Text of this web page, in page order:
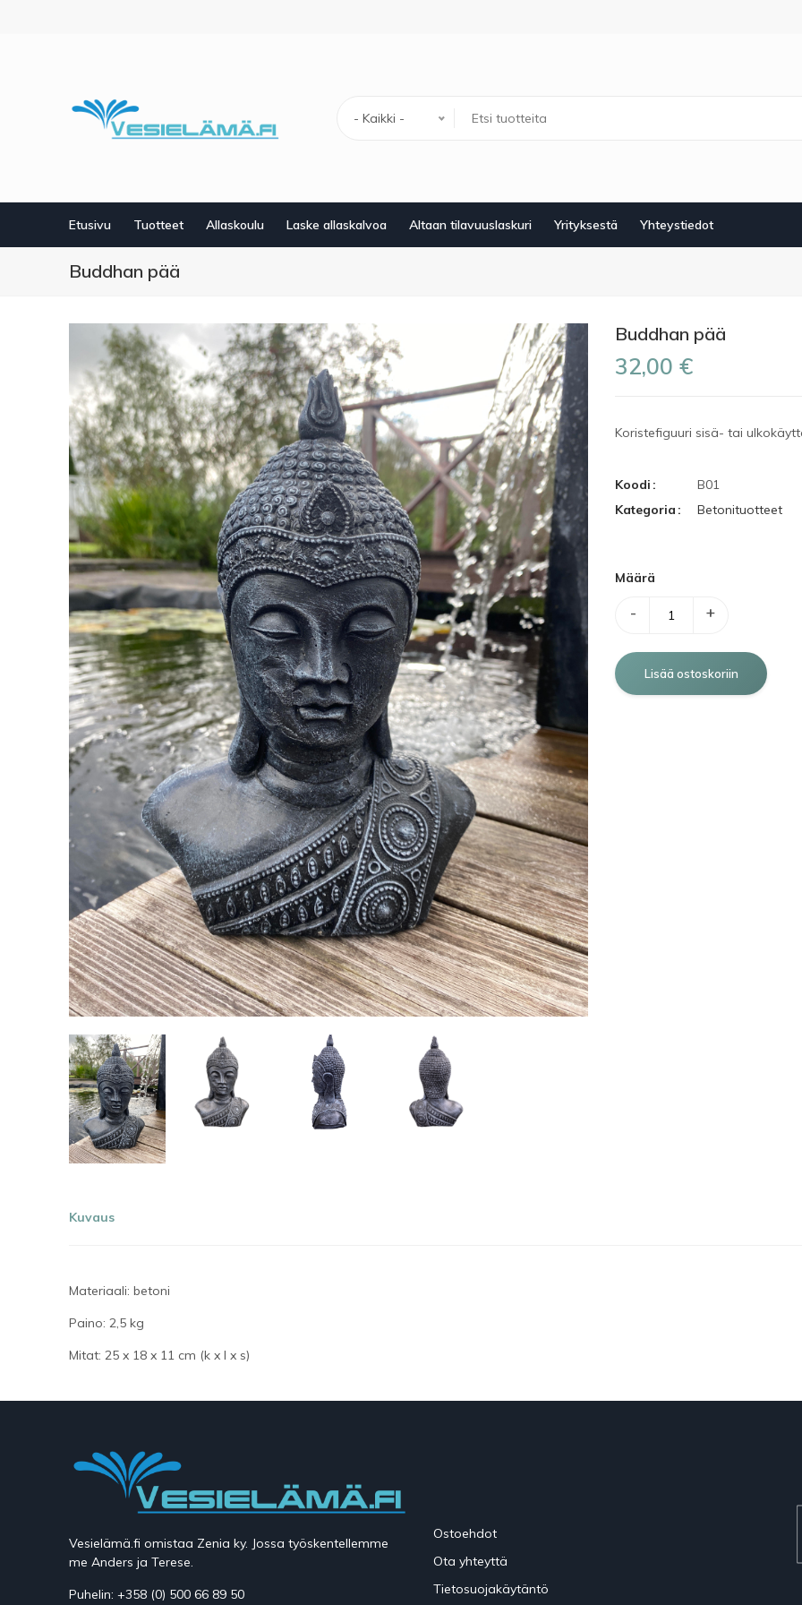
- Kaikki -
Etusivu Tuotteet Allaskoulu Laske allaskalvoa Altaan tilavuuslaskuri Yrityksestä Yhteystiedot
Buddhan pää
Buddhan pää
32,00 €
Koristefiguuri sisä- tai
Koodi
B01
Kategoria
Betonituotteet
Määrä
- +
Kuvaus
Materiaali: betoni
Paino: 2,5 kg
Mitat: 25 x 18 x 11 cm (k x l x s)
Vesielämä.fi omistaa Zenia ky. Jossa työskentellemme
me Anders ja Terese.
Puhelin: +358 (0) 500 66 89 50
Ostoehdot
Ota yhteyttä
Tietosuojakäytäntö